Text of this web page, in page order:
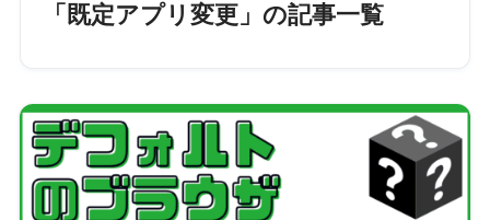
「既定アプリ変更」の記事一覧